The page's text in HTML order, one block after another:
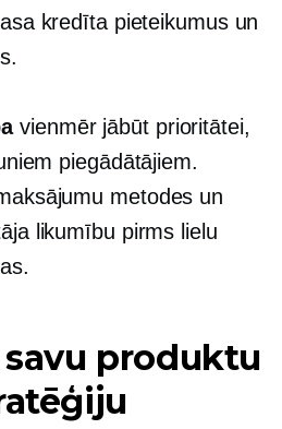
kredīta pieteikumus un
vienmēr jābūt prioritātei,
piegādātājiem.
metodes un
likumību pirms lielu
produktu